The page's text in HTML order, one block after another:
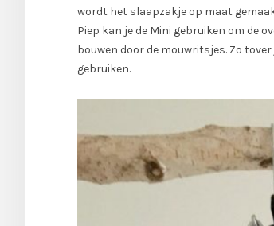
wordt het slaapzakje op maat
Piep kan je de Mini gebruiken om de
bouwen door de mouwritsjes. Zo
gebruiken.